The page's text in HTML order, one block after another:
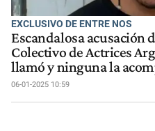
EXCLUSIVO DE ENTRE NOS
Escandalosa acusación
Colectivo de Actrices
llamó y ninguna la
06-01-2025 10:59